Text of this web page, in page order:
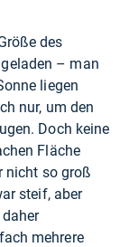
des
– man
liegen
nur, um den
Doch keine
Fläche
nicht so groß
steif, aber
mehrere